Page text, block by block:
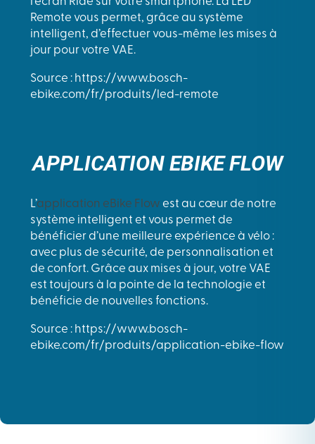
Remote vous permet, grâce au système
intelligent, d’effectuer vous-même les mises à
jour pour votre VAE.
Source : https://www.bosch-
ebike.com/fr/produits/led-remote
APPLICATION EBIKE FLOW
L’application eBike Flow est au cœur de notre
système intelligent et vous permet de
bénéficier d’une meilleure expérience à vélo :
avec plus de sécurité, de personnalisation et
de confort. Grâce aux mises à jour, votre VAE
est toujours à la pointe de la technologie et
bénéficie de nouvelles fonctions.
Source : https://www.bosch-
ebike.com/fr/produits/application-ebike-flow